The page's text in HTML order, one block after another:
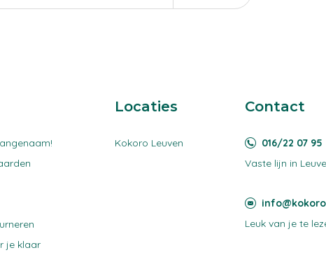
je klaar
Locaties
Kokoro Leuven
Contact
016/22 07 95
Vaste lijn in
Leuk van je te